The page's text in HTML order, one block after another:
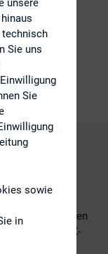
Kompetenz
auf
die
in sozialen
Social-DAX-
unsere
technisch
Sie uns
Sie
sowie
in